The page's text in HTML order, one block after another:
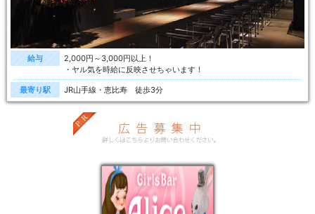
給与
2,000円～3,000円以上！
・ヤル気を時給に反映させちゃいます！
最寄り駅 JR山手線・恵比寿 徒歩3分